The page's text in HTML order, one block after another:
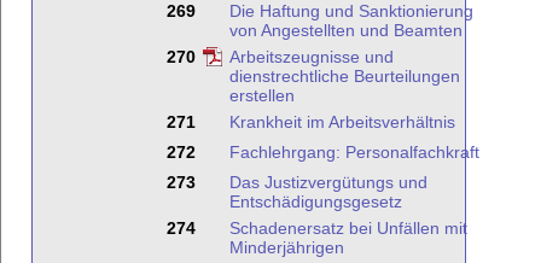
269
Die Haftung und Sanktionierung
von Angestellten und Beamten
270
Arbeitszeugnisse und
dienstrechtliche Beurteilungen
erstellen
271
Krankheit im Arbeitsverhältnis
272
Fachlehrgang: Personalfachkraft
273
Das Justizvergütungs und
Entschädigungsgesetz
274
Schadenersatz bei Unfällen mit
Minderjährigen